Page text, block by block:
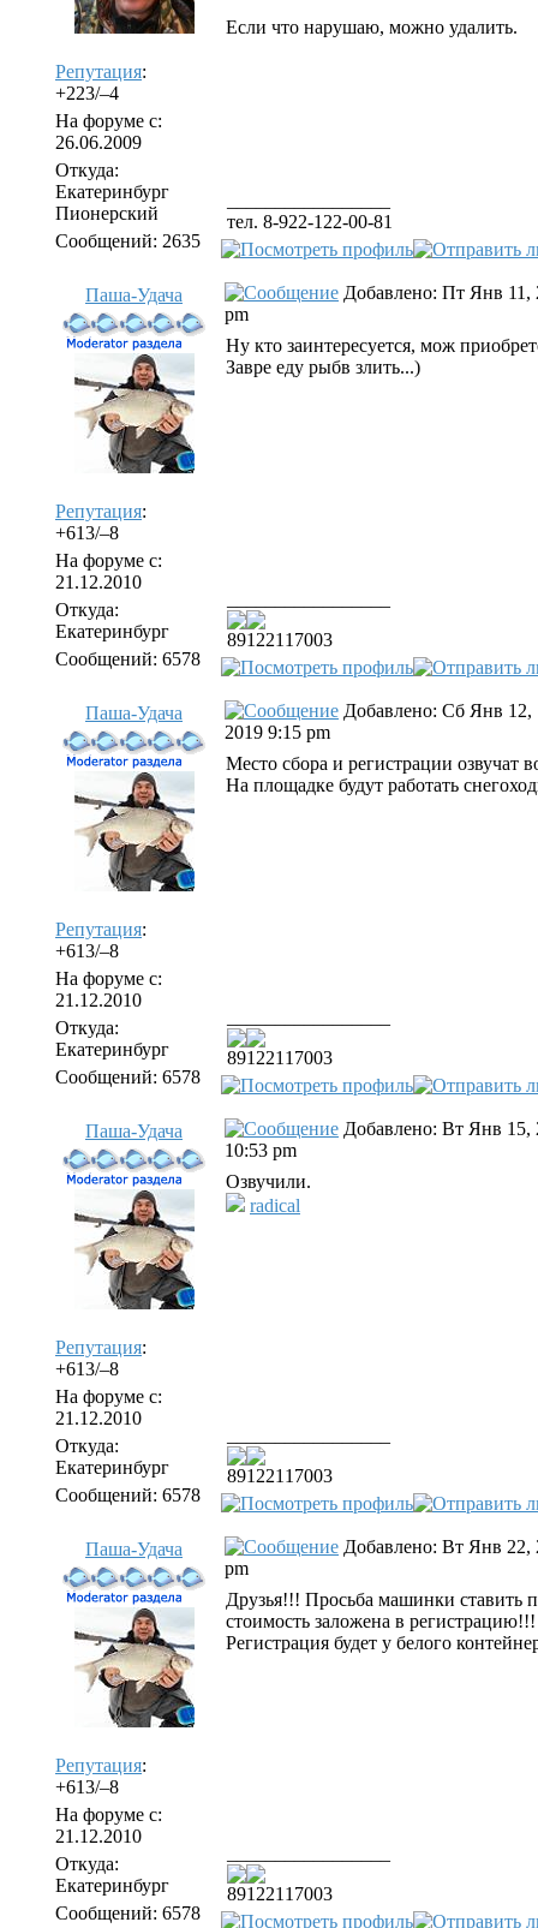
Репутация:
+223/–4
На форуме с:
26.06.2009
Откуда:
Екатеринбург
Пионерский
Сообщений: 2635
Если что нарушаю, можно удалить.
тел. 8-922-122-00-81
Паша-Удача
Репутация:
+613/–8
На форуме с:
21.12.2010
Откуда:
Екатеринбург
Сообщений: 6578
Добавлено: Пт Янв 11,
pm
Ну кто заинтересуется, мож
Завре еду рыбв злить...)
89122117003
Паша-Удача
Репутация:
+613/–8
На форуме с:
21.12.2010
Откуда:
Екатеринбург
Сообщений: 6578
Добавлено: Сб Янв 12,
2019 9:15 pm
Место сбора и регистрации озвучат
На площадке будут работать
89122117003
Паша-Удача
Репутация:
+613/–8
На форуме с:
21.12.2010
Откуда:
Екатеринбург
Сообщений: 6578
Добавлено: Вт Янв 15,
10:53 pm
Озвучили.
radical
89122117003
Паша-Удача
Репутация:
+613/–8
На форуме с:
21.12.2010
Откуда:
Екатеринбург
Сообщений: 6578
Добавлено: Вт Янв 22,
pm
Друзья!!! Просьба машинки ставить
стоимость заложена в регистрацию!!!
Регистрация будет у белого
89122117003